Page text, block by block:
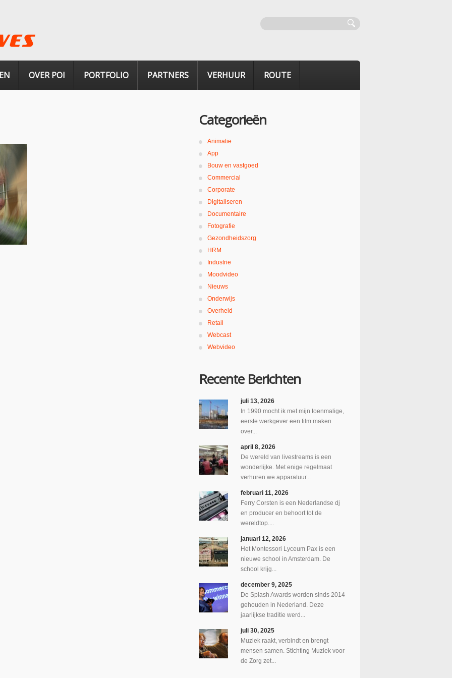
OVER POI PORTFOLIO PARTNERS VERHUUR ROUTE
Categorieën
Animatie
App
Bouw en vastgoed
Commercial
Corporate
Digitaliseren
Documentaire
Fotografie
Gezondheidszorg
HRM
Industrie
Moodvideo
Nieuws
Onderwijs
Overheid
Retail
Webcast
Webvideo
Recente Berichten
juli 13, 2026
In 1990 mocht ik met mijn toenmalige,
eerste werkgever een film maken
over...
april 8, 2026
De wereld van livestreams is een
wonderlijke. Met enige regelmaat
verhuren we apparatuur...
februari 11, 2026
Ferry Corsten is een Nederlandse dj
en producer en behoort tot de
wereldtop....
januari 12, 2026
Het Montessori Lyceum Pax is een
nieuwe school in Amsterdam. De
school krijg...
december 9, 2025
De Splash Awards worden sinds 2014
gehouden in Nederland. Deze
jaarlijkse traditie werd...
juli 30, 2025
Muziek raakt, verbindt en brengt
mensen samen. Stichting Muziek voor
de Zorg zet...